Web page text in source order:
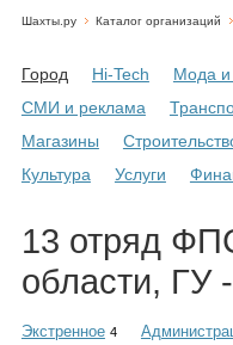
Шахты.ру Каталог организаций
Город Hi-Tech Мода и
СМИ и реклама
Магазины
Культура
Услуги
13 отряд
области, ГУ
Экстренное 4